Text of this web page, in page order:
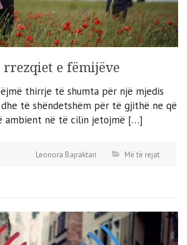
e fëmijëve
thirrje të shumta për një mjedis
të shëndetshëm për të gjithë ne që
ambient në të cilïn jetojmë […]
Leonora Bajraktari Më të rejat